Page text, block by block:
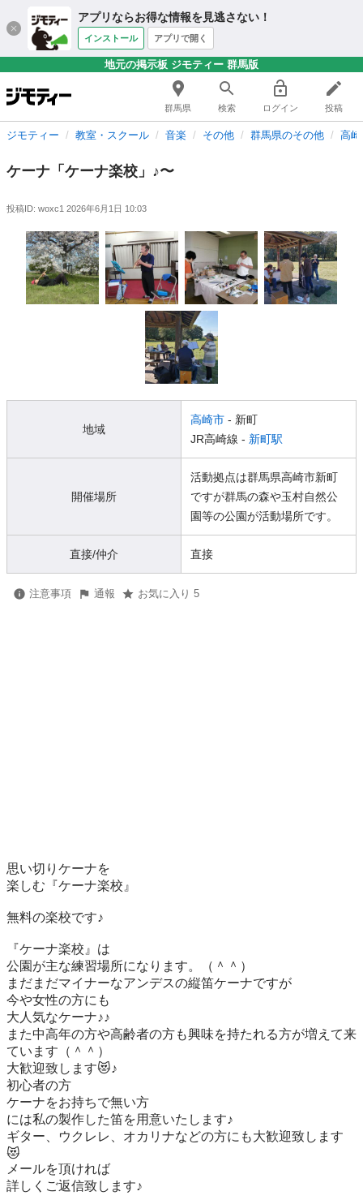
アプリならお得な情報を見逃さない！
インストール アプリで開く
地元の掲示板 ジモティー 群馬版
群馬県 検索 ログイン 投稿
ジモティー 教室・スクール 音楽 その他 群馬県のその他 高
ケーナ「ケーナ楽校」♪〜
投稿ID: woxc1 2026年6月1日 10:03
地域
高崎市 - 新町
JR高崎線 - 新町駅
開催場所
活動拠点は群馬県高崎市新町
ですが群馬の森や玉村自然公
園等の公園が活動場所です。
直接/仲介 直接
注意事項 通報 お気に入り 5
思い切りケーナを
楽しむ『ケーナ楽校』
無料の楽校です♪
『ケーナ楽校』は
公園が主な練習場所になります。（＾＾）
まだまだマイナーなアンデスの縦笛ケーナですが
今や女性の方にも
大人気なケーナ♪♪
また中高年の方や高齢者の方も興味を持たれる方が増えて来
ています（＾＾）
大歓迎致します😻♪
初心者の方
ケーナをお持ちで無い方
には私の製作した笛を用意いたします♪
ギター、ウクレレ、オカリナなどの方にも大歓迎致します
😻
メールを頂ければ
詳しくご返信致します♪